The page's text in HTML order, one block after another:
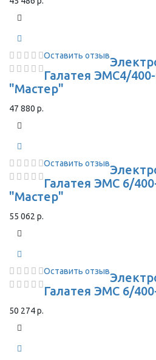
Оставить отзыв
Галатея ЭМС4/
"Мастер"
47 880 р.
Оставить отзыв
Галатея ЭМС 6/
"Мастер"
55 062 р.
Оставить отзыв
Галатея ЭМС 6/
50 274 р.